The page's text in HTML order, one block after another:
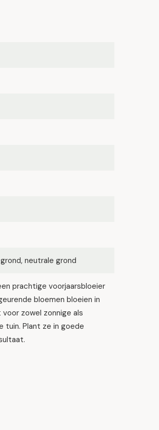
neutrale grond
prachtige voorjaarsbloeier
bloemen bloeien in
zowel zonnige als
tuin. Plant ze in goede